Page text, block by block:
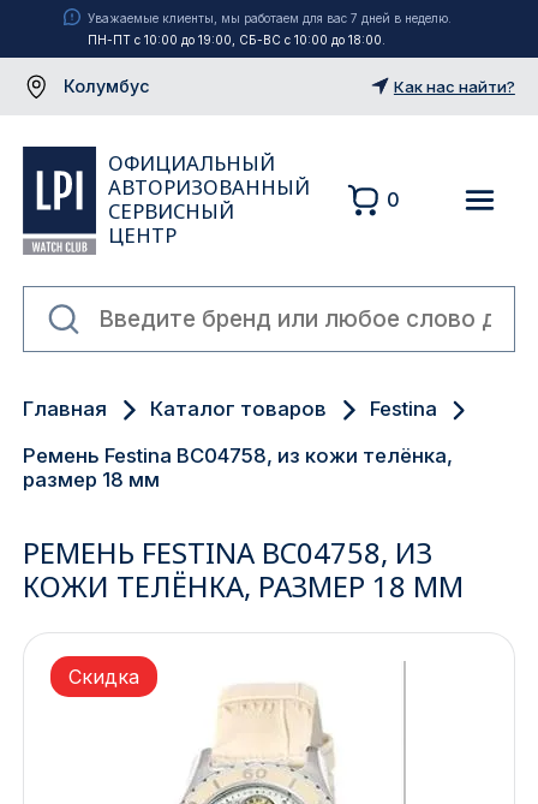
Уважаемые клиенты, мы работаем для вас 7 дней в неделю.
ПН-ПТ с 10:00 до 19:00, СБ-ВС с 10:00 до 18:00.
Колумбус
Екатеринбург
Санкт-Петербург
Ижевск
Иркутск
Владивосток
Как нас найти?
ОФИЦИАЛЬНЫЙ
АВТОРИЗОВАННЫЙ
СЕРВИСНЫЙ
ЦЕНТР
0
Главная Каталог товаров
Festina
Ремень Festina BC04758, из кожи телёнка,
размер 18 мм
РЕМЕНЬ FESTINA BC04758, ИЗ
КОЖИ ТЕЛЁНКА, РАЗМЕР 18 ММ
Скидка